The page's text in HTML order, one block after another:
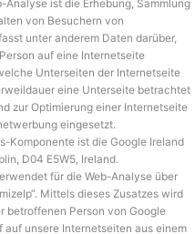
ist die Erhebung, Sammlung
von Besuchern von
unter anderem Daten darüber,
auf eine Internetseite
Unterseiten der Internetseite
eine Unterseite betrachtet
zur Optimierung einer Internetseite
eingesetzt.
Komponente ist die Google Ireland
D04 E5W5, Ireland.
für die Web-Analyse über
Mittels dieses Zusatzes wird
betroffenen Person von Google
unsere Internetseiten aus einem